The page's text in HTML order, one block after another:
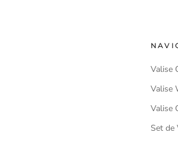
Valise
Valise
Valise
Set de